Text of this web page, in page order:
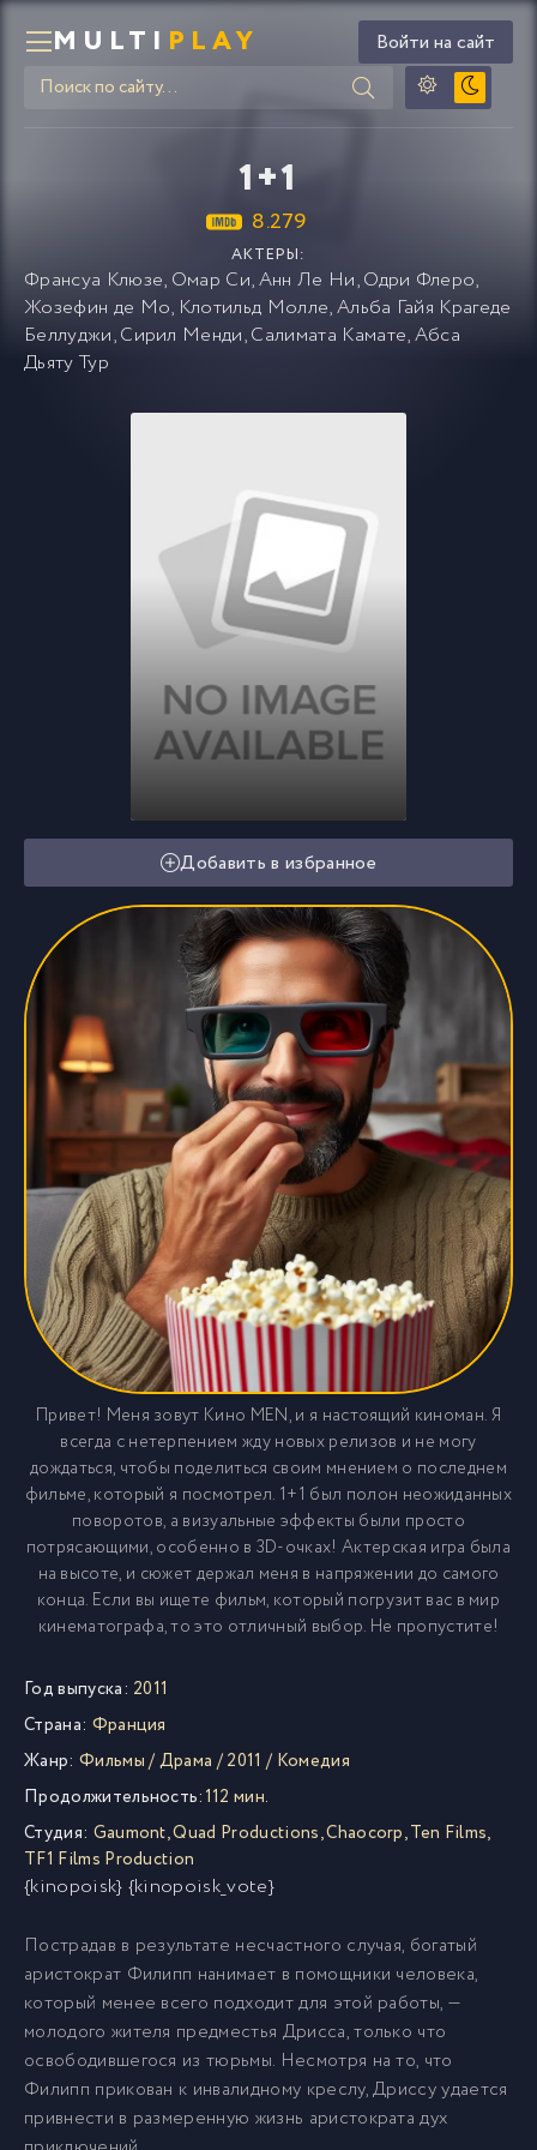
MULTI PLAY Войти на сайт
1+1
8.279
АКТЕРЫ:
Франсуа Клюзе, Омар Си,Анн Ле Ни,Одри Флеро,
Жозефин де Мо, Клотильд Молле,Альба Гайя Крагеде
Беллуджи,Сирил Менди,Салимата Камате,Абса
Дьяту Тур
Добавить в избранное
Привет! Меня зовут Кино MEN, и я настоящий киноман. Я
всегда с нетерпением жду новых релизов и не могу
дождаться, чтобы поделиться своим мнением о последнем
фильме, который я посмотрел. 1+1 был полон неожиданных
поворотов, а визуальные эффекты были просто
потрясающими, особенно в 3D-очках! Актерская игра была
на высоте, и сюжет держал меня в напряжении до самого
конца. Если вы ищете фильм, который погрузит вас в мир
кинематографа, то это отличный выбор. Не пропустите!
Год выпуска: 2011
Страна: Франция
Жанр: Фильмы/Драма /2011 / Комедия
Продолжительность:112 мин.
Студия: Gaumont,Quad Productions,Chaocorp,Ten Films,
TF1 Films Production
{kinopoisk} {kinopoisk_vote}
Пострадав в результате несчастного случая, богатый
аристократ Филипп нанимает в помощники человека,
который менее всего подходит для этой работы, —
молодого жителя предместья Дрисса, только что
освободившегося из тюрьмы. Несмотря на то, что
Филипп прикован к инвалидному креслу, Дриссу удается
привнести в размеренную жизнь аристократа дух